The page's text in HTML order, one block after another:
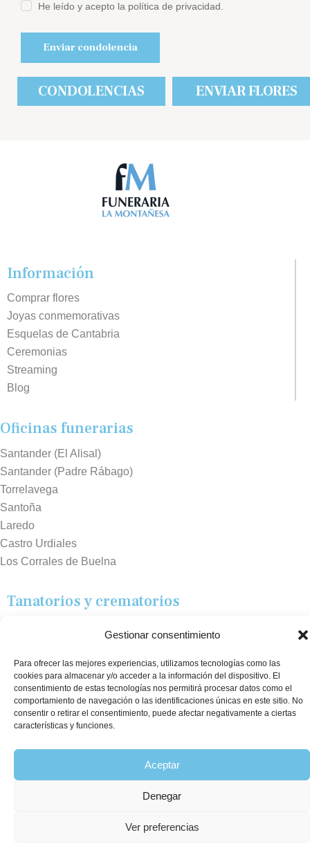
Gestionar consentimiento
Para ofrecer las mejores experiencias, utilizamos tecnologías como las
cookies para almacenar y/o acceder a la información del dispositivo. El
consentimiento de estas tecnologías nos permitirá procesar datos como el
comportamiento de navegación o las identificaciones únicas en este sitio. No
consentir o retirar el consentimiento, puede afectar negativamente a ciertas
características y funciones.
Aceptar
Denegar
Ver preferencias
He leído y acepto la política de privacidad.
CONDOLENCIAS ENVIAR FLORES
Información
Comprar flores
Joyas conmemorativas
Esquelas de Cantabria
Ceremonias
Streaming
Blog
Oficinas funerarias
Santander (El Alisal)
Santander (Padre Rábago)
Torrelavega
Santoña
Laredo
Castro Urdiales
Los Corrales de Buelna
Tanatorios y crematorios
Real Valle de Cayón
Laredo
Puente Viesgo
Crematorio Raos
©2026 Funeraria La Montañesa.